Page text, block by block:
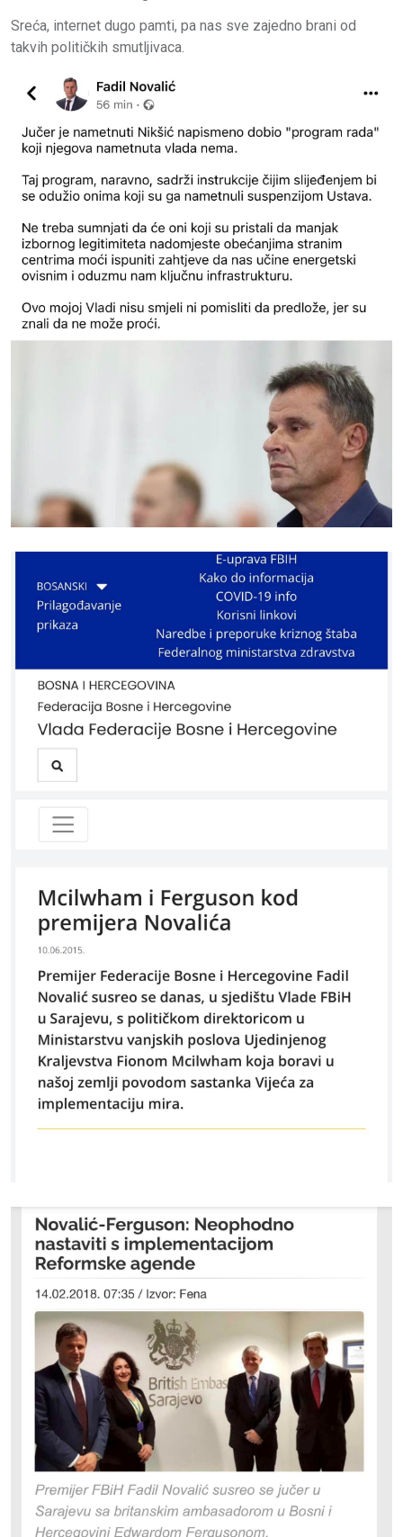
Sreća, internet dugo pamti, pa nas sve zajedno brani od
takvih političkih smutljivaca.